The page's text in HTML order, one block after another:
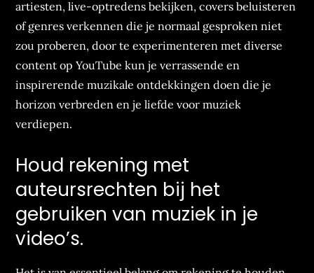
artiesten, live-optredens bekijken, covers beluisteren
of genres verkennen die je normaal gesproken niet
zou proberen, door te experimenteren met diverse
content op YouTube kun je verrassende en
inspirerende muzikale ontdekkingen doen die je
horizon verbreden en je liefde voor muziek
verdiepen.
Houd rekening met
auteursrechten bij het
gebruiken van muziek in je
video’s.